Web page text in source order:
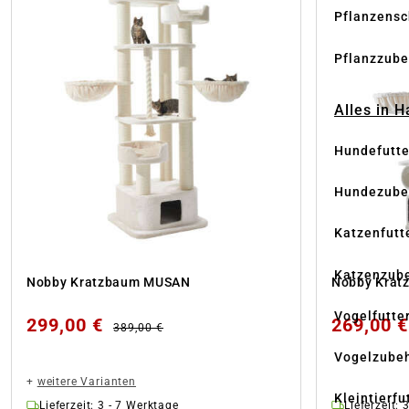
Alles in
Vogelfutter
Nobby Kratzbaum MUSAN
299,00 € 389,00 €
+ weitere Varianten
Lieferzeit: 3 - 7 Werktage
Nobby
269,00 €
Lieferzeit: